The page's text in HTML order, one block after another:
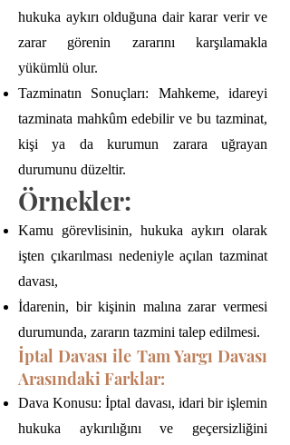
hukuka aykırı olduğuna dair karar verir ve
zarar görenin zararını karşılamakla
yükümlü olur.
Tazminatın Sonuçları: Mahkeme, idareyi
tazminata mahkûm edebilir ve bu tazminat,
kişi ya da kurumun zarara uğrayan
durumunu düzeltir.
Örnekler:
Kamu görevlisinin, hukuka aykırı olarak
işten çıkarılması nedeniyle açılan tazminat
davası,
İdarenin, bir kişinin malına zarar vermesi
durumunda, zararın tazmini talep edilmesi.
İptal Davası ile Tam Yargı Davası
Arasındaki Farklar:
Dava Konusu: İptal davası, idari bir işlemin
hukuka aykırılığını ve geçersizliğini